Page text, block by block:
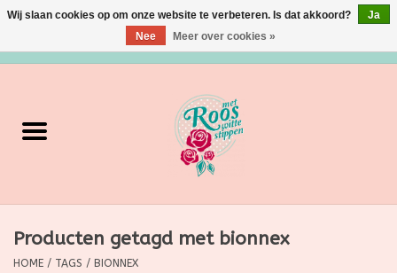
Verzorging
Grimeermateriaal
Producten getagd met bionnex
HOME / TAGS / BIONNEX
Wij slaan cookies op om onze website te verbeteren. Is dat akkoord?
Ja
Nee
Meer over cookies »